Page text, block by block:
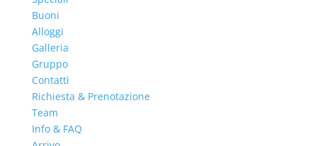
Buoni
Alloggi
Galleria
Gruppo
Contatti
Richiesta & Prenotazione
Team
Info & FAQ